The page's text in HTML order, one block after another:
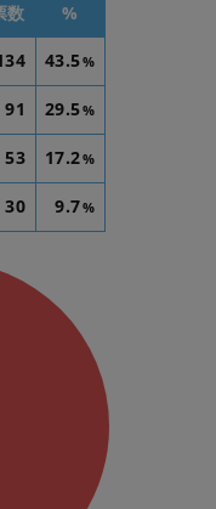
数 %
43.5%
91 29.5%
53 17.2%
30 9.7%